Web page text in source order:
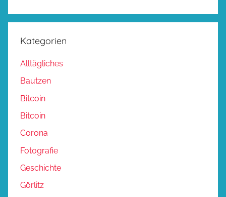
Kategorien
Alltägliches
Bautzen
Bitcoin
Bitcoin
Corona
Fotografie
Geschichte
Görlitz